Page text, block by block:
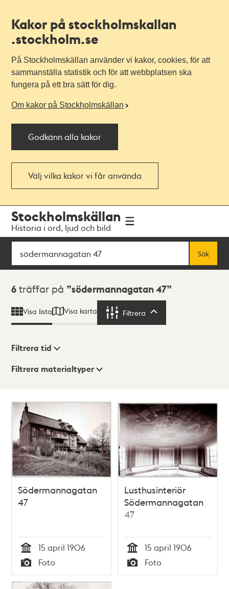
Kakor på stockholmskallan
.stockholm.se
På Stockholmskällan använder vi kakor, cookies, för att
sammanställa statistik och för att webbplatsen ska
fungera på ett bra sätt för dig.
Om kakor på Stockholmskällan
Godkänn alla kakor
Välj vilka kakor vi får använda
navigationen
huvudinnehållet
Stockholmskällan
Historia i ord, ljud och bild
Sök
Sök
Sökresultat
6 träffar på södermannagatan 47
Visa lista Visa karta Filtrera
Visningsläge
Lista
Karta
Filtrera tid
Filtrera materialtyper
träffar
Södermannagatan
47
Tid
15 april 1906
Typ
Foto
Lusthusinteriör
Södermannagatan
47
Tid
15 april 1906
Typ
Foto